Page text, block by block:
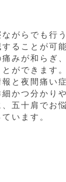
がらでも行
ることが可
みが和らぎ
ができます。
と夜間痛い
かつ分かり
五十肩でお
います。